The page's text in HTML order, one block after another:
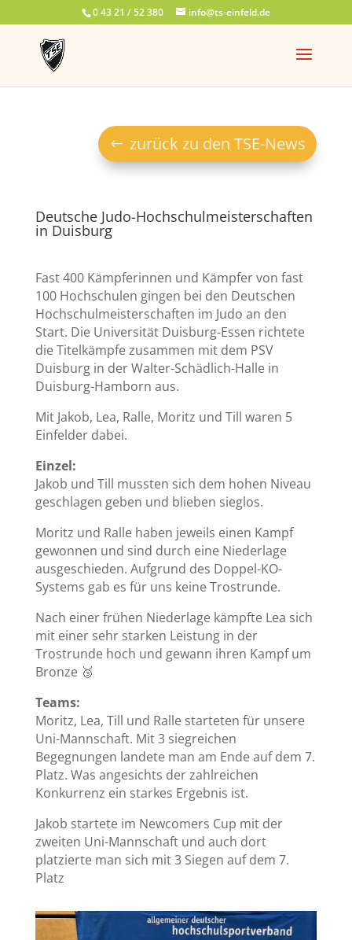
0 43 21 / 52 380 info@ts-einfeld.de
zurück zu den TSE-News
Deutsche Judo-Hochschulmeisterschaften
in Duisburg
Fast 400 Kämpferinnen und Kämpfer von fast
100 Hochschulen gingen bei den Deutschen
Hochschulmeisterschaften im Judo an den
Start. Die Universität Duisburg-Essen richtete
die Titelkämpfe zusammen mit dem PSV
Duisburg in der Walter-Schädlich-Halle in
Duisburg-Hamborn aus.
Mit Jakob, Lea, Ralle, Moritz und Till waren 5
Einfelder dabei.
Einzel:
Jakob und Till mussten sich dem hohen Niveau
geschlagen geben und blieben sieglos.
Moritz und Ralle haben jeweils einen Kampf
gewonnen und sind durch eine Niederlage
ausgeschieden. Aufgrund des Doppel-KO-
Systems gab es für uns keine Trostrunde.
Nach einer frühen Niederlage kämpfte Lea sich
mit einer sehr starken Leistung in der
Trostrunde hoch und gewann ihren Kampf um
Bronze 🥉
Teams:
Moritz, Lea, Till und Ralle starteten für unsere
Uni-Mannschaft. Mit 3 siegreichen
Begegnungen landete man am Ende auf dem 7.
Platz. Was angesichts der zahlreichen
Konkurrenz ein starkes Ergebnis ist.
Jakob startete im Newcomers Cup mit der
zweiten Uni-Mannschaft und auch dort
platzierte man sich mit 3 Siegen auf dem 7.
Platz